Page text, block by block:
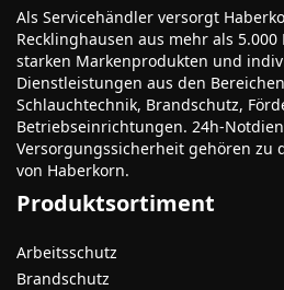
Als Servicehändler versorgt
Recklinghausen aus mehr als
starken Markenprodukten und
Dienstleistungen aus den
Schlauchtechnik, Brandschutz,
Betriebseinrichtungen. 24h-
Versorgungssicherheit gehören zu
von Haberkorn.
Produktsortiment
Arbeitsschutz
Brandschutz